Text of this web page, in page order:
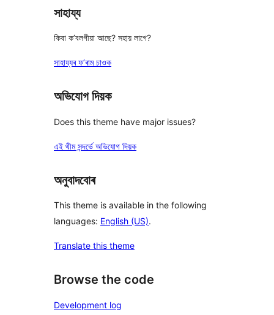
সাহায্য
কিবা ক’বলগীয়া আছে? সহায় লাগে?
সাহায্যৰ ফ’ৰাম চাওক
অভিযোগ দিয়ক
Does this theme have major issues?
এই থীম সন্দৰ্ভে অভিযোগ দিয়ক
অনুবাদবোৰ
This theme is available in the following
languages: English (US).
Translate this theme
Browse the code
Development log